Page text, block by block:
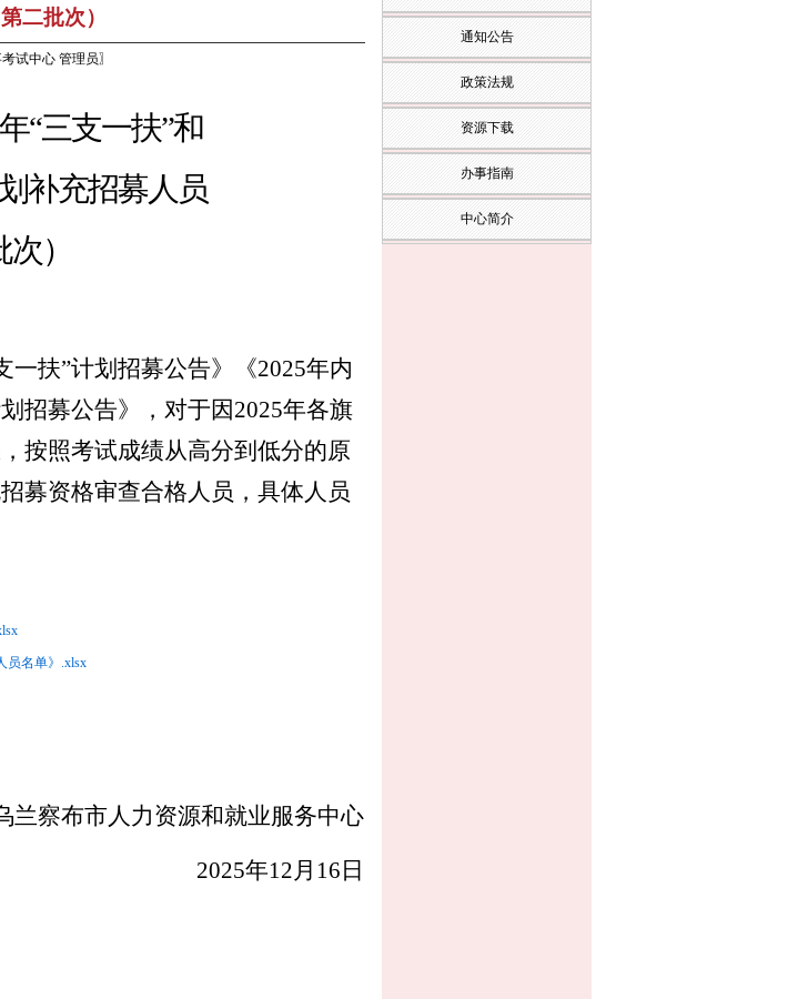
二批次）
试中心 管理员〗
“三支一扶”和
补充招募人员
）
一扶”计划招募公告》《2025年内
招募公告》，对于因2025年各旗
按照考试成绩从高分到低分的原
募资格审查合格人员，具体人员
员名单》.xlsx
兰察布市人力资源和就业服务中心
2025年12月16日
通知公告
政策法规
资源下载
办事指南
中心简介